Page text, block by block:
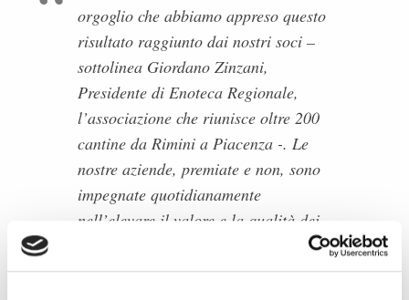
orgoglio che abbiamo appreso questo
risultato raggiunto dai nostri soci –
sottolinea Giordano Zinzani,
Presidente di Enoteca Regionale,
l’associazione che riunisce oltre 200
cantine da Rimini a Piacenza -. Le
nostre aziende, premiate e non, sono
impegnate quotidianamente
nell’elevare il valore e la qualità dei
propri prodotti e questo si ripercuote
positivamente sull’intero territorio. Il